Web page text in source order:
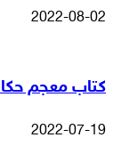
2022-08-02
كتاب معجم
2022-07-19